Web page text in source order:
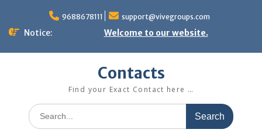
content
9688678111 support@vivegroups.com
Notice: Welcome to our website.
Contacts
Find your Exact Contact here …
Search
for: